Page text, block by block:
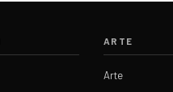
ARTE
Arte